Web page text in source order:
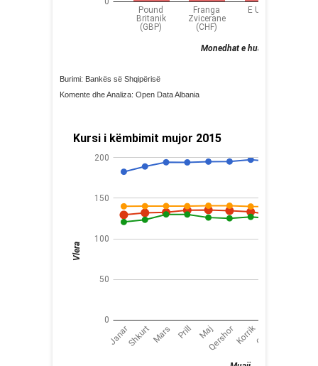
Burimi: Bankës së Shqipërisë
Komente dhe Analiza: Open Data Albania